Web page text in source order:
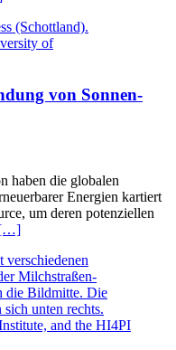
von Sonnen-
haben die globalen
Energien kartiert
um deren potenziellen